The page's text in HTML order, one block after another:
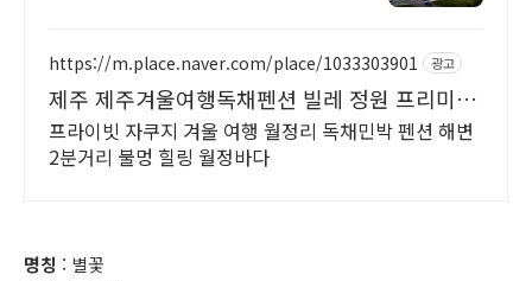
https://m.place.naver.com/place/1033303901 광고
제주 제주겨울여행독채펜션 빌레 정원 프리미엄
독채펜션
프라이빗 자쿠지 겨울 여행 월정리 독채민박 펜션 해변
2분거리 불멍 힐링 월정바다
명칭 : 별꽃